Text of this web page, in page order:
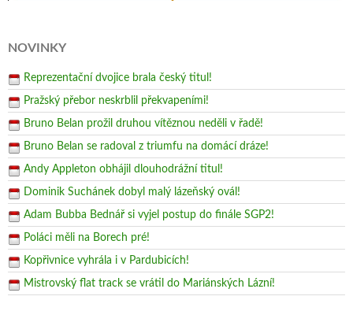
NOVINKY
Reprezentační dvojice brala český titul!
Pražský přebor neskrblil překvapeními!
Bruno Belan prožil druhou vítěznou neděli v řadě!
Bruno Belan se radoval z triumfu na domácí dráze!
Andy Appleton obhájil dlouhodrážní titul!
Dominik Suchánek dobyl malý lázeňský ovál!
Adam Bubba Bednář si vyjel postup do finále SGP2!
Poláci měli na Borech pré!
Kopřivnice vyhrála i v Pardubicích!
Mistrovský flat track se vrátil do Mariánských Lázní!